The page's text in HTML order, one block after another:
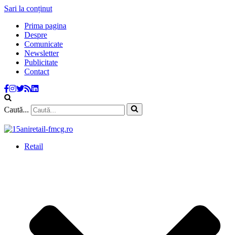
Sari la conținut
Prima pagina
Despre
Comunicate
Newsletter
Publicitate
Contact
Caută...
Retail